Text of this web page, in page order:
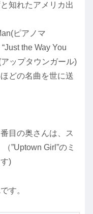
知れたアメリカ出
ピアノマ
the Way You
ップタウンガール)
どの名曲を世に送
目の奥さんは、ス
”Uptown Girl”のミ
)
す。